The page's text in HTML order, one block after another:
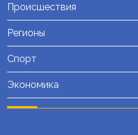
Происшествия
Регионы
Спорт
Экономика